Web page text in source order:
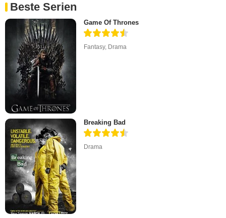
Beste Serien
Game Of Thrones
Fantasy, Drama
Breaking Bad
Drama